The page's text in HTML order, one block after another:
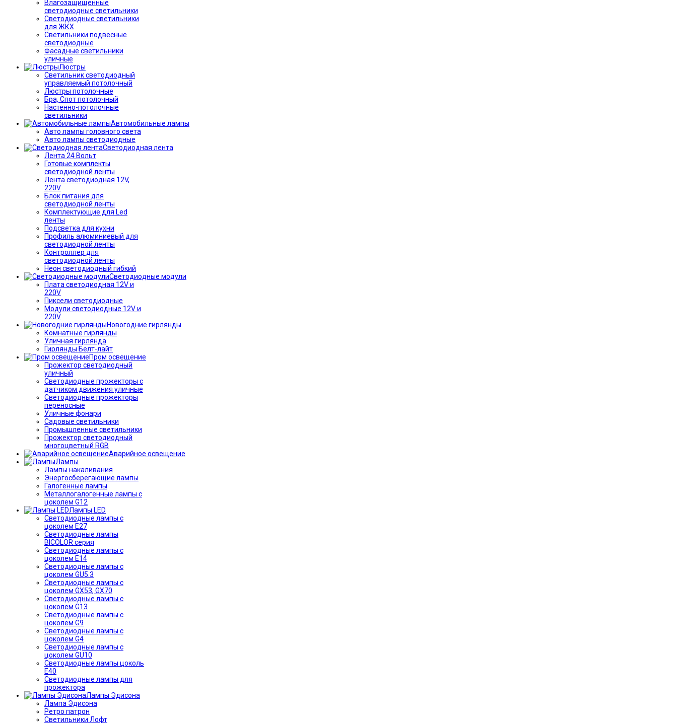
Влагозащищённые
светодиодные светильники
Светодиодные светильники
для ЖКХ
Светильники подвесные
светодиодные
Фасадные светильники
уличные
Люстры
Светильник светодиодный
управляемый потолочный
Люстры потолочные
Бра, Спот потолочный
Настенно-потолочные
светильники
Автомобильные лампы
Авто лампы головного света
Авто лампы светодиодные
Светодиодная лента
Лента 24 Вольт
Готовые комплекты
светодиодной ленты
Лента светодиодная 12V,
220V
Блок питания для
светодиодной ленты
Комплектующие для Led
ленты
Подсветка для кухни
Профиль алюминиевый для
светодиодной ленты
Контроллер для
светодиодной ленты
Неон светодиодный гибкий
Светодиодные модули
Плата светодиодная 12V и
220V
Пиксели светодиодные
Модули светодиодные 12V и
220V
Новогодние гирлянды
Комнатные гирлянды
Уличная гирлянда
Гирлянды Белт-лайт
Пром освещение
Прожектор светодиодный
уличный
Светодиодные прожекторы с
датчиком движения уличные
Светодиодные прожекторы
переносные
Уличные фонари
Садовые светильники
Промышленные светильники
Прожектор светодиодный
многоцветный RGB
Аварийное освещение
Лампы
Лампы накаливания
Энергосберегающие лампы
Галогенные лампы
Металлогалогенные лампы с
цоколем G12
Лампы LED
Светодиодные лампы с
цоколем E27
Светодиодные лампы
BICOLOR серия
Светодиодные лампы с
цоколем E14
Светодиодные лампы с
цоколем GU5.3
Светодиодные лампы с
цоколем GX53, GX70
Светодиодные лампы с
цоколем G13
Светодиодные лампы с
цоколем G9
Светодиодные лампы с
цоколем G4
Светодиодные лампы с
цоколем GU10
Светодиодные лампы цоколь
Е40
Светодиодные лампы для
прожектора
Лампы Эдисона
Лампа Эдисона
Ретро патрон
Светильники Лофт